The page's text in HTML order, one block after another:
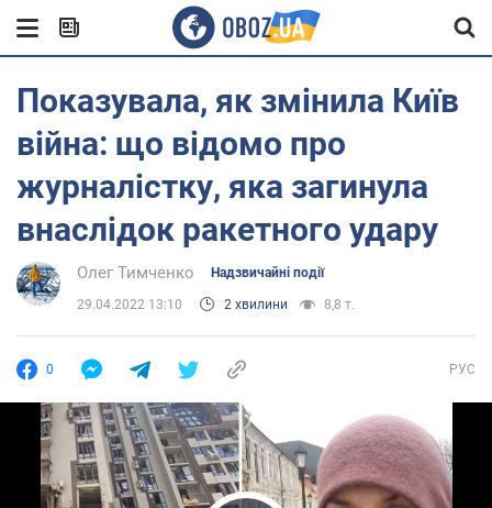
Показувала, як змінила Київ
війна: що відомо про
журналістку, яка загинула
внаслідок ракетного удару
Олег Тимченко Надзвичайні події
29.04.2022 13:10 2 хвилини 8,8 т.
0 РУС